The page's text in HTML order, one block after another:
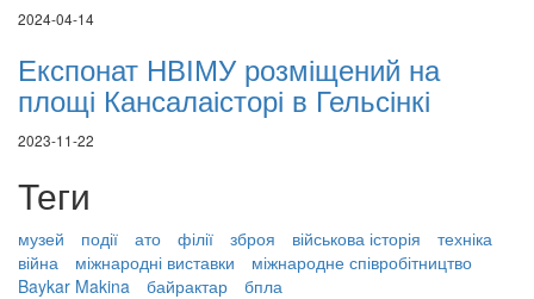
2024-04-14
Експонат НВІМУ розміщений на
площі Кансалаісторі в Гельсінкі
2023-11-22
Теги
музей події ато філії зброя військова історія
техніка
війна
міжнародні виставки
міжнародне співробітництво
Baykar Makina
байрактар бпла